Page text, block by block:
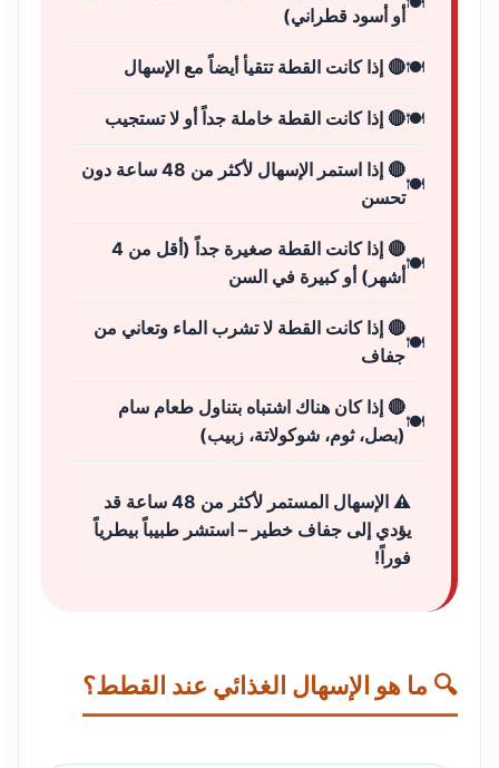
أو أسود قطراني)
🔴 إذا كانت القطة تتقيأ أيضاً مع الإسهال
🔴 إذا كانت القطة خاملة جداً أو لا تستجيب
🔴 إذا استمر الإسهال لأكثر من 48 ساعة دون
تحسن
🔴 إذا كانت القطة صغيرة جداً (أقل من 4
أشهر) أو كبيرة في السن
🔴 إذا كانت القطة لا تشرب الماء وتعاني من
جفاف
🔴 إذا كان هناك اشتباه بتناول طعام سام
(بصل، ثوم، شوكولاتة، زبيب)
⚠️ الإسهال المستمر لأكثر من 48 ساعة قد
يؤدي إلى جفاف خطير – استشر طبيباً بيطرياً
فوراً!
🔍 ما هو الإسهال الغذائي عند القطط؟